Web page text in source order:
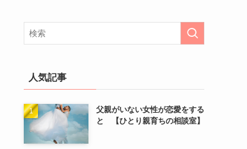
人気記事
父親がいない女性が恋愛をする
と 【ひとり親育ちの相談室】